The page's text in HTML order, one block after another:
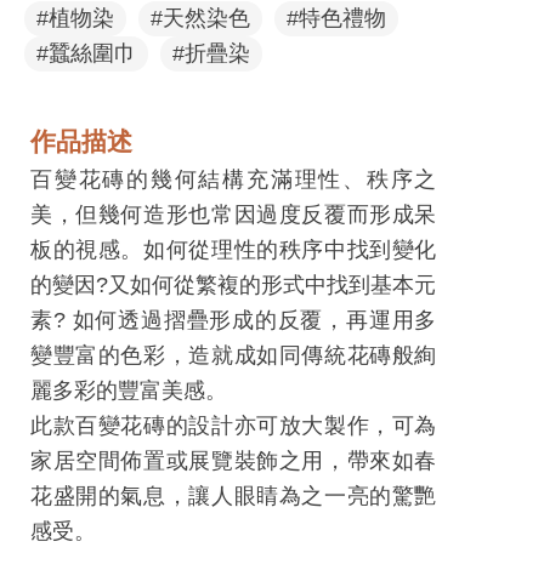
台
頁
網
站
導
覽
工
藝
中
心
藝
文
#植物染 #天然染色
#特色禮物
#蠶絲圍巾
#折疊染
作品描述
百變花磚的幾何結構充滿理性、秩序之
美，但幾何造形也常因過度反覆而形成呆
板的視感。如何從理性的秩序中找到變化
的變因?又如何從繁複的形式中找到基本元
素? 如何透過摺疊形成的反覆，再運用多
變豐富的色彩，造就成如同傳統花磚般絢
麗多彩的豐富美感。
此款百變花磚的設計亦可放大製作，可為
家居空間佈置或展覽裝飾之用，帶來如春
花盛開的氣息，讓人眼睛為之一亮的驚艷
感受。